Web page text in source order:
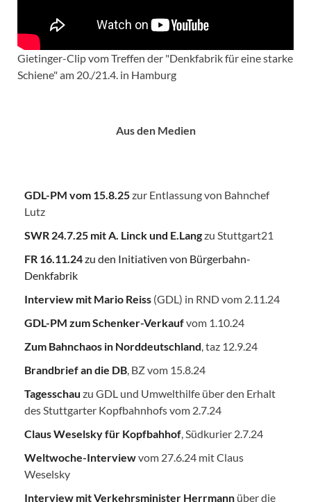
Gietinger-Clip vom Treffen der "Denkfabrik für eine starke
Schiene" am 20./21.4. in Hamburg
Aus den Medien
GDL-PM vom 15.8.25zur Entlassung von Bahnchef
Lutz
SWR 24.7.25 mit A. Linck und E.Langzu Stuttgart21
FR 16.11.24zu den Initiativen von Bürgerbahn-
Denkfabrik
Interview mit Mario Reiss (GDL) in RND vom 2.11.24
GDL-PM zum Schenker-Verkaufvom 1.10.24
Zum Bahnchaos in Norddeutschland, taz 12.9.24
Brandbrief an die DB, BZ vom 15.8.24
Tagesschau zu GDL und Umwelthilfe über den Erhalt
des Stuttgarter Kopfbahnhofs vom 2.7.24
Claus Weselsky für Kopfbahhof, Südkurier 2.7.24
Weltwoche-Interviewvom 27.6.24 mit Claus
Weselsky
Interview mit Verkehrsminister Herrmann über die